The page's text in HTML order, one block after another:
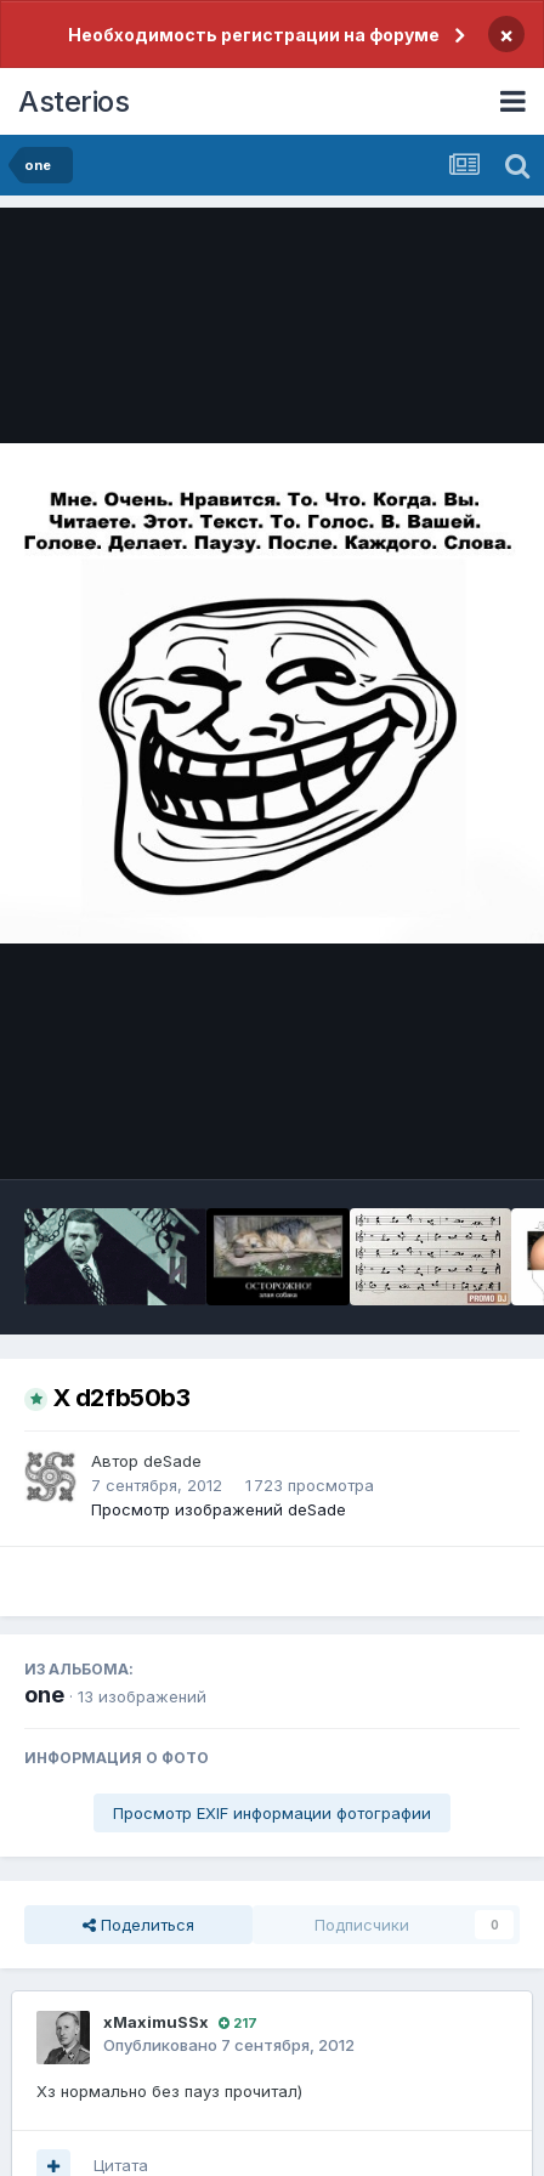
Необходимость регистрации на форуме ×
Asterios
one
X d2fb50b3
Автор deSade
7 сентября, 2012
1 723 просмотра
Просмотр изображений deSade
ИЗ АЛЬБОМА:
one · 13 изображений
ИНФОРМАЦИЯ О ФОТО
Просмотр EXIF информации фотографии
Поделиться Подписчики 0
xMaximuSSx 217
Опубликовано 7 сентября, 2012
Хз нормально без пауз прочитал)
Цитата